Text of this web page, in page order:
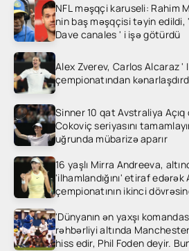
NFL məşqçi karuseli: Rahim
nin baş məşqçisi təyin
Dave canales ' i işə götürdü
Alex Zverev, Carlos Alcaraz '
çempionatından
Sinner 10 qat Avstraliya
Cokoviç seriyasını
uğrunda mübarizə aparır
16 yaşlı Mirra Andreeva,
'ilhamlandığını' etiraf edərək
çempionatının ikinci
'Dünyanın ən yaxşı
rəhbərliyi altında
hiss edir, Phil Foden deyir.